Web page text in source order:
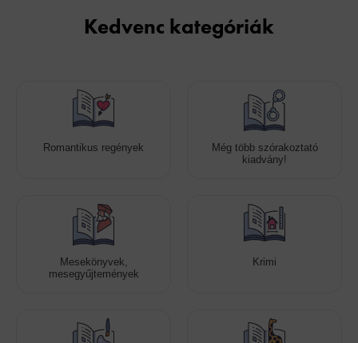
Kedvenc kategóriák
Romantikus regények
Még több szórakoztató
kiadvány!
Mesekönyvek,
mesegyűjtemények
Krimi